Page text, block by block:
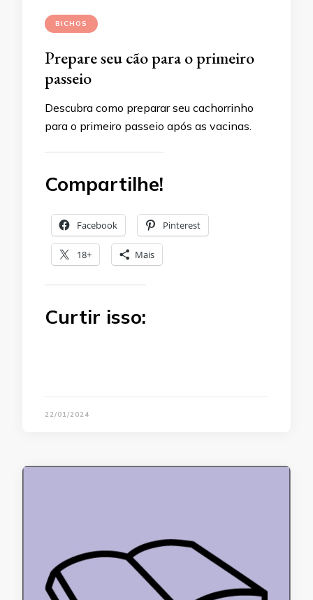
BICHOS
Prepare seu cão para o primeiro
passeio
Descubra como preparar seu cachorrinho
para o primeiro passeio após as vacinas.
Compartilhe!
Facebook Pinterest
18+ Mais
Curtir isso:
22/01/2024